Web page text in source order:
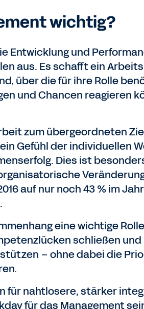
wichtig?
Entwicklung und
aus. Es schafft ein
über die für ihre Rolle
und Chancen reagieren
zum übergeordneten
Gefühl der individuellen
Dies ist
auf nur noch 43 % im
eine wichtige
schließen
– ohne dabei die
für nahtlosere, stärker
für das Management